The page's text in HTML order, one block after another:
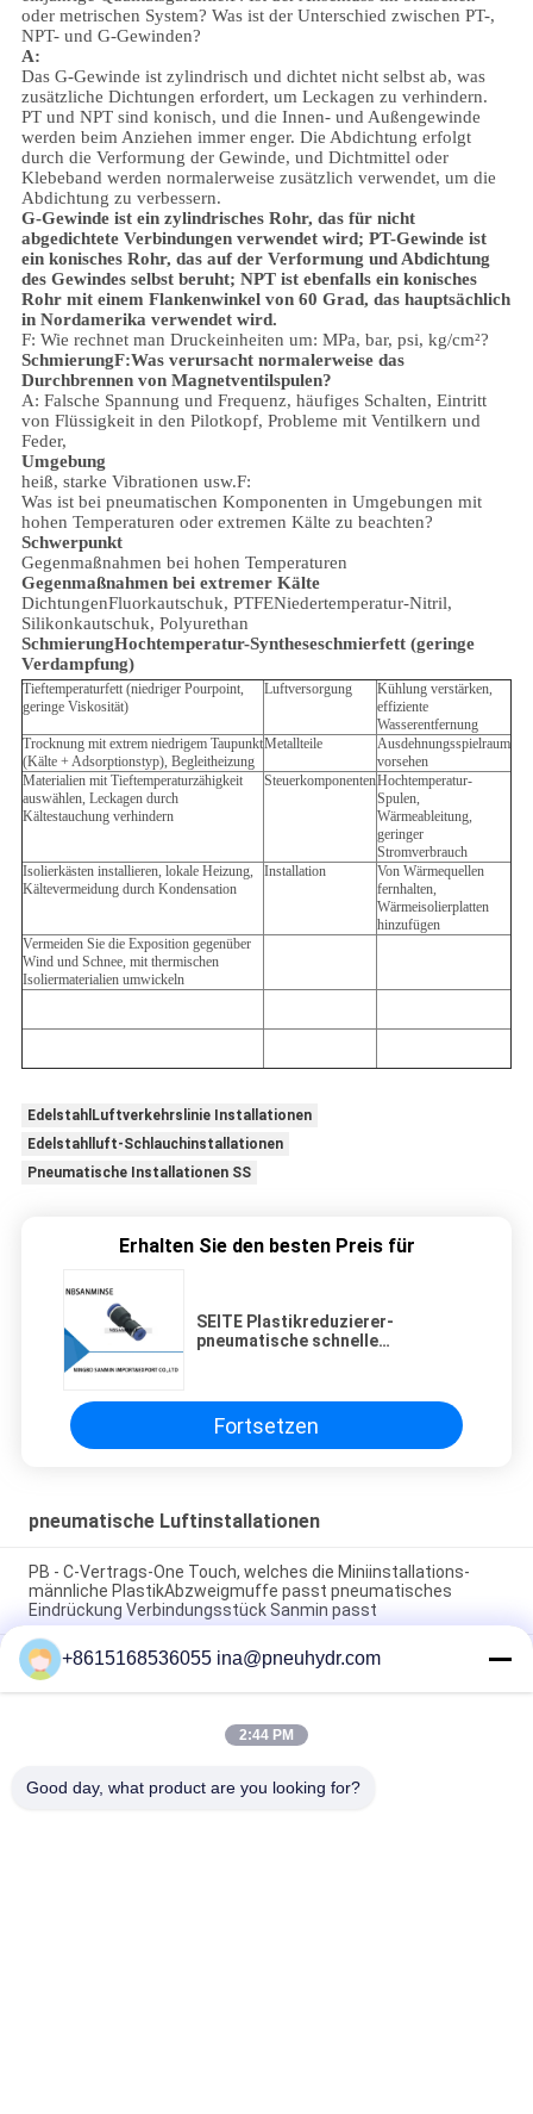
oder metrischen System? Was ist der Unterschied zwischen PT-,
NPT- und G-Gewinden?
A:
Das G-Gewinde ist zylindrisch und dichtet nicht selbst ab, was
zusätzliche Dichtungen erfordert, um Leckagen zu verhindern.
PT und NPT sind konisch, und die Innen- und Außengewinde
werden beim Anziehen immer enger. Die Abdichtung erfolgt
durch die Verformung der Gewinde, und Dichtmittel oder
Klebeband werden normalerweise zusätzlich verwendet, um die
Abdichtung zu verbessern.
G-Gewinde ist ein zylindrisches Rohr, das für nicht
abgedichtete Verbindungen verwendet wird; PT-Gewinde ist
ein konisches Rohr, das auf der Verformung und Abdichtung
des Gewindes selbst beruht; NPT ist ebenfalls ein konisches
Rohr mit einem Flankenwinkel von 60 Grad, das hauptsächlich
in Nordamerika verwendet wird.
F: Wie rechnet man Druckeinheiten um: MPa, bar, psi, kg/cm²?
SchmierungF:Was verursacht normalerweise das
Durchbrennen von Magnetventilspulen?
A: Falsche Spannung und Frequenz, häufiges Schalten, Eintritt
von Flüssigkeit in den Pilotkopf, Probleme mit Ventilkern und
Feder,
Umgebung
heiß, starke Vibrationen usw.F:
Was ist bei pneumatischen Komponenten in Umgebungen mit
hohen Temperaturen oder extremen Kälte zu beachten?
Schwerpunkt
Gegenmaßnahmen bei hohen Temperaturen
Gegenmaßnahmen bei extremer Kälte
DichtungenFluorkautschuk, PTFENiedertemperatur-Nitril,
Silikonkautschuk, Polyurethan
SchmierungHochtemperatur-Syntheseschmierfett (geringe
Verdampfung)
Tieftemperaturfett (niedriger Pourpoint,
geringe Viskosität)
Luftversorgung
Kühlung verstärken,
effiziente
Wasserentfernung
Trocknung mit extrem niedrigem Taupunkt
(Kälte + Adsorptionstyp), Begleitheizung
Metallteile
Ausdehnungsspielraum
vorsehen
Materialien mit Tieftemperaturzähigkeit
auswählen, Leckagen durch
Kältestauchung verhindern
SteuerkomponentenHochtemperatur-
Spulen,
Wärmeableitung,
geringer
Stromverbrauch
Isolierkästen installieren, lokale Heizung,
Kältevermeidung durch Kondensation
Installation
Von Wärmequellen
fernhalten,
Wärmeisolierplatten
hinzufügen
Vermeiden Sie die Exposition gegenüber
Wind und Schnee, mit thermischen
Isoliermaterialien umwickeln
EdelstahlLuftverkehrslinie Installationen
Edelstahlluft-Schlauchinstallationen
Pneumatische Installationen SS
Erhalten Sie den besten Preis für
SEITE Plastikreduzierer-
pneumatische schnelle
Sanmin
Fortsetzen
pneumatische Luftinstallationen
PB - C-Vertrags-One Touch, welches die Miniinstallations-
männliche PlastikAbzweigmuffe passt pneumatisches
Eindrückung Verbindungsstück Sanmin passt
NBSANMINSE-C-pneumatischer Luft-Installations-
Schalldämpfer-Drossel-Ventil-pneumatischer
Messingschalldämpfer
Pneumatische Luft-Installationen Rc-Faden-KF Messing mit
+8615168536055 ina@pneuhydr.com
2:44 PM
Good day, what product are you looking for?